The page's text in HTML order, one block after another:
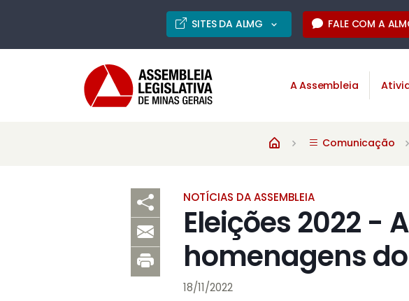
SITES DA ALMG FALE COM A
A Assembleia
Comunicação
NOTÍCIAS DA ASSEMBLEIA
Eleições 2022 -
homenagens
18/11/2022